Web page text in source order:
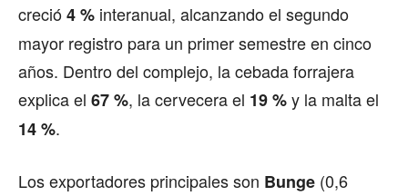
creció4 % interanual, alcanzando el segundo
mayor registro para un primer semestre en cinco
años. Dentro del complejo, la cebada forrajera
explica el 67 %, la cervecera el 19 %y la malta el
14 %.
Los exportadores principales son Bunge (0,6